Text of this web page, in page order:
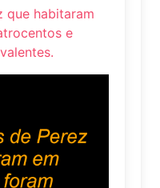
que habitaram
e